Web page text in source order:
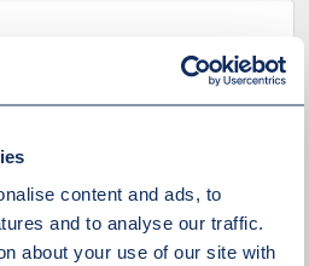
content and ads, to
and to analyse our traffic.
about your use of our site with